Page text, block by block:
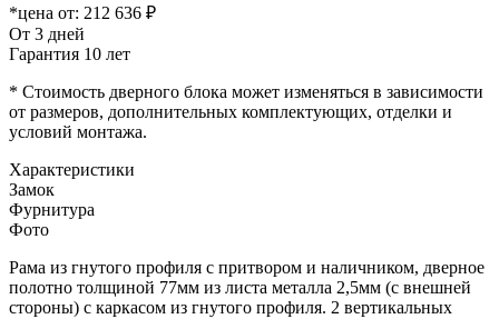
*цена от: 212 636 ₽
От 3 дней
Гарантия 10 лет
* Стоимость дверного блока может изменяться в зависимости
от размеров, дополнительных комплектующих, отделки и
условий монтажа.
Характеристики
Замок
Фурнитура
Фото
Рама из гнутого профиля с притвором и наличником, дверное
полотно толщиной 77мм из листа металла 2,5мм (с внешней
стороны) c каркасом из гнутого профиля. 2 вертикальных